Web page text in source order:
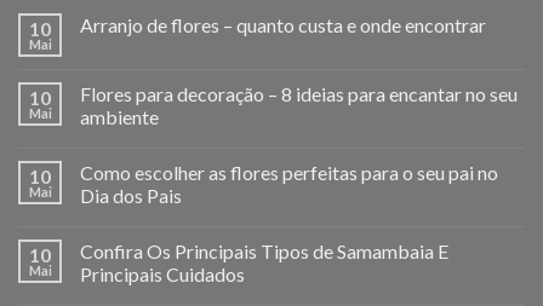
10
Mai
Arranjo de flores – quanto custa e onde encontrar
10
Mai
Flores para decoração – 8 ideias para encantar no seu
ambiente
10
Mai
Como escolher as flores perfeitas para o seu pai no
Dia dos Pais
10
Mai
Confira Os Principais Tipos de Samambaia E
Principais Cuidados